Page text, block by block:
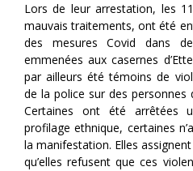
Lors de leur arrestation, les
mauvais traitements, ont été
des mesures Covid dans
emmenées aux casernes
par ailleurs été témoins de
de la police sur des personnes
Certaines ont été arrêtées
profilage ethnique, certaines
la manifestation. Elles
qu’elles refusent que ces